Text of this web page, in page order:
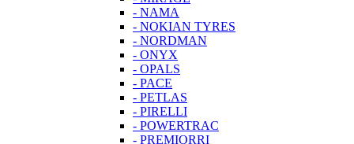
- NAMA
- NOKIAN TYRES
- NORDMAN
- ONYX
- OPALS
- PACE
- PETLAS
- PIRELLI
- POWERTRAC
- PREMIORRI